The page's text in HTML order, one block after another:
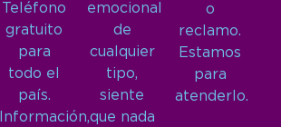
Teléfono
gratuito
para
todo el
país.
Información,
emocional
de
cualquier
tipo,
siente
que nada
o
reclamo.
Estamos
para
atenderlo.